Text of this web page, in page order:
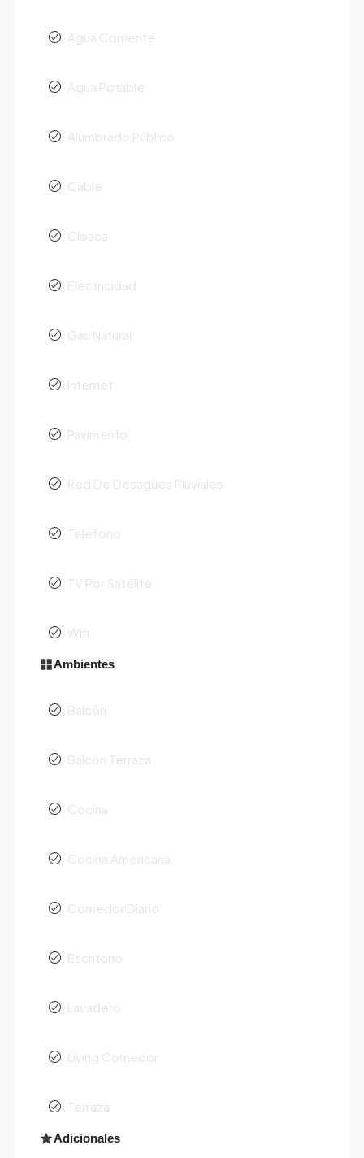
Agua Corriente
Agua Potable
Alumbrado Público
Cable
Cloaca
Electricidad
Gas Natural
Internet
Pavimento
Red De Desagües Pluviales
Teléfono
TV Por Satélite
Wifi
Ambientes
Balcón
Balcón Terraza
Cocina
Cocina Americana
Comedor Diario
Escritorio
Lavadero
Living Comedor
Terraza
Adicionales